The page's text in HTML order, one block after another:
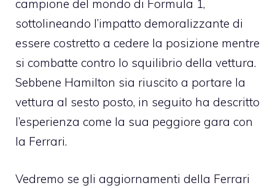
campione del mondo di Formula 1,
sottolineando l’impatto demoralizzante di
essere costretto a cedere la posizione mentre
si combatte contro lo squilibrio della vettura.
Sebbene Hamilton sia riuscito a portare la
vettura al sesto posto, in seguito ha descritto
l’esperienza come la sua peggiore gara con
la Ferrari.
Vedremo se gli aggiornamenti della Ferrari